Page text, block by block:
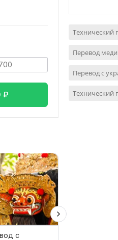
₽
с
Технический
Перевод
Перевод с
Технический